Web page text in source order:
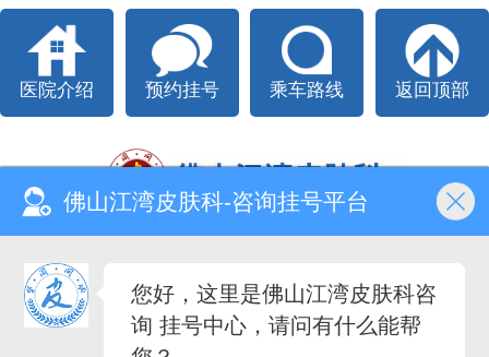
医院介绍 预约挂号 乘车路线 返回顶部
Copyright @ All right reserved.
电话：0757-82133338
医院地址：佛山市禅城区江湾二路13号（石湾客运站旁）
粤（E）广[2020]第03-29-015号
佛山江湾皮肤科-咨询挂号平台
您好，这里是佛山江湾皮肤科咨
询 挂号中心，请问有什么能帮